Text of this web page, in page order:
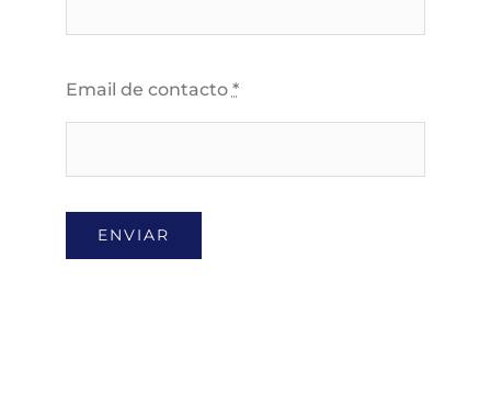
Email de contacto *
ENVIAR